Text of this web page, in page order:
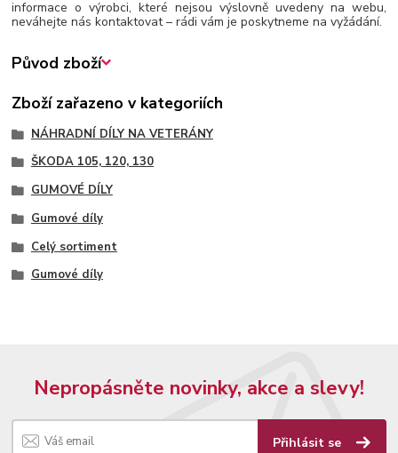
informace o výrobci, které nejsou výslovně uvedeny na webu,
neváhejte nás kontaktovat – rádi vám je poskytneme na vyžádání.
Původ zboží
Zboží zařazeno v kategoriích
NÁHRADNÍ DÍLY NA VETERÁNY
ŠKODA 105, 120, 130
GUMOVÉ DÍLY
Gumové díly
Celý sortiment
Gumové díly
Nepropásněte novinky, akce a slevy!
Přihlásit se